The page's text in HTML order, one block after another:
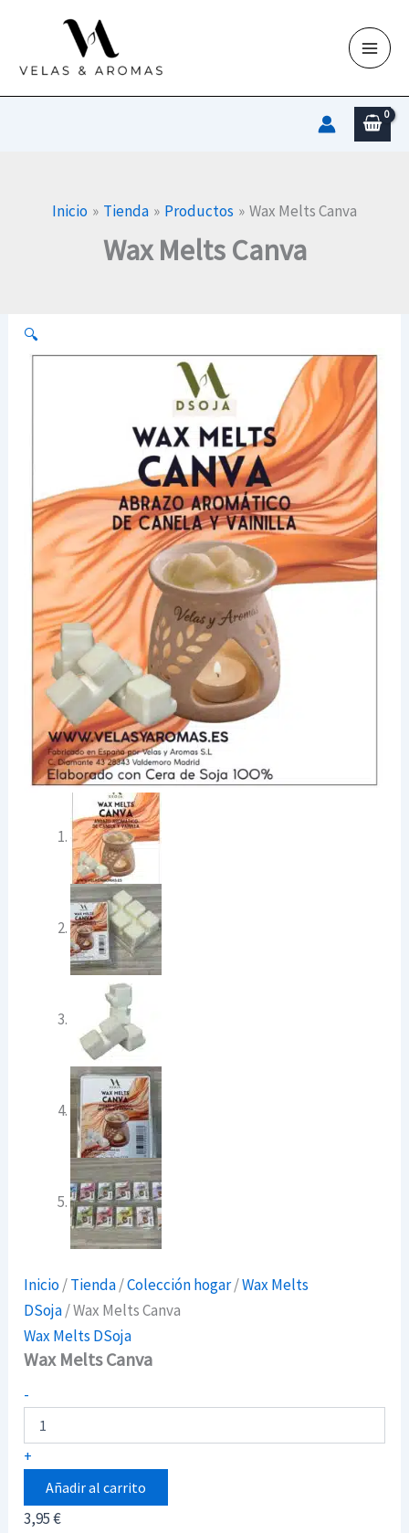
contenido
Inicio Tienda Productos Wax Melts Canva
Wax Melts Canva
🔍
Inicio/Tienda/Colección hogar/Wax Melts
DSoja/ Wax Melts Canva
Wax Melts DSoja
Wax Melts Canva
-
Melts
Canva
cantidad
+
Añadir al carrito
3,95€